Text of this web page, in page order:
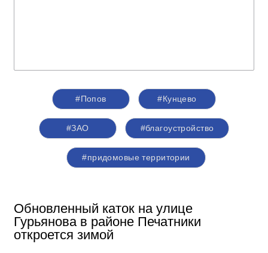
#Попов #Кунцево
#ЗАО #благоустройство
#придомовые территории
Обновленный каток на улице
Гурьянова в районе Печатники
откроется зимой